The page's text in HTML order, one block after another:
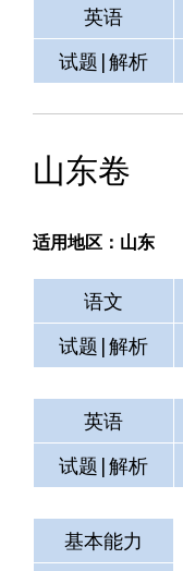
英语
试题|解析
山东卷
适用地区：山东
语文
试题|解析
英语
试题|解析
基本能力